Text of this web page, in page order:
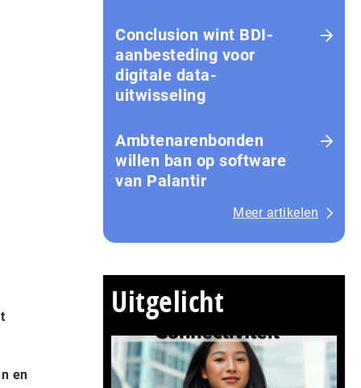
en
Conclusion wint BDI-
aanbesteding voor
digitale data-
uitwisseling
Ambtenarenbonden
willen ban op software
van Palantir
Meer artikelen
Uitgelicht